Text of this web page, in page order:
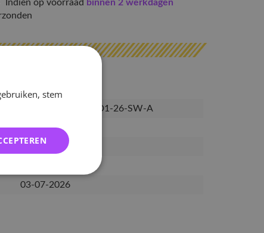
Indien op voorraad binnen 2 werkdagen
PRE-ALL-MGZ-ALD1-26-SW-A
4252597385817
03-06-2026
03-07-2026
stem